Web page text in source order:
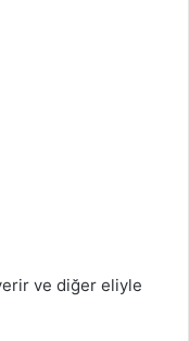
ve diğer eliyle